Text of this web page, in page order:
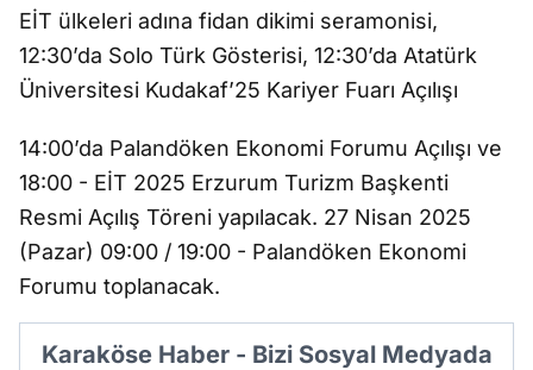
EİT ülkeleri adına fidan dikimi seramonisi,
12:30’da Solo Türk Gösterisi, 12:30’da Atatürk
Üniversitesi Kudakaf’25 Kariyer Fuarı Açılışı
14:00’da Palandöken Ekonomi Forumu Açılışı ve
18:00 - EİT 2025 Erzurum Turizm Başkenti
Resmi Açılış Töreni yapılacak. 27 Nisan 2025
(Pazar) 09:00 / 19:00 - Palandöken Ekonomi
Forumu toplanacak.
Karaköse Haber - Bizi Sosyal Medyada